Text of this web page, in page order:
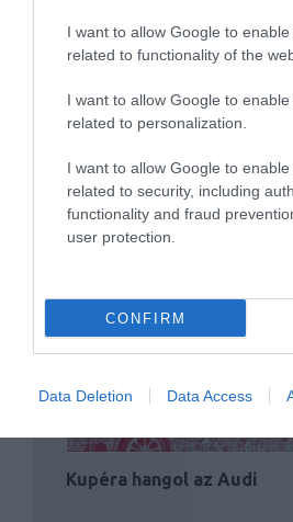
I want to allow Google to
related to functionality of the
I want to allow Google to
related to personalization.
I want to allow Google to
related to security, including
functionality and fraud
user protection.
CONFIRM
Data Deletion Data Access
Sok újdonsággal jön az új
Bemutatkozott a Genesis
Kupéra hangol az Audi